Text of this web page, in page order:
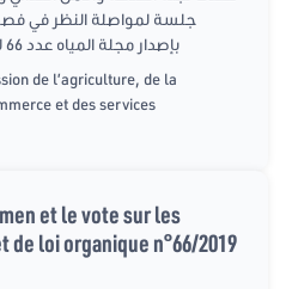
جلسة لمواصلة النظر في
بإصدار مجلة المياه عدد 66 لسنة 2019 والتصويت عليها
de l’agriculture, de la
et des services
et le vote sur les
loi organique n°66/2019